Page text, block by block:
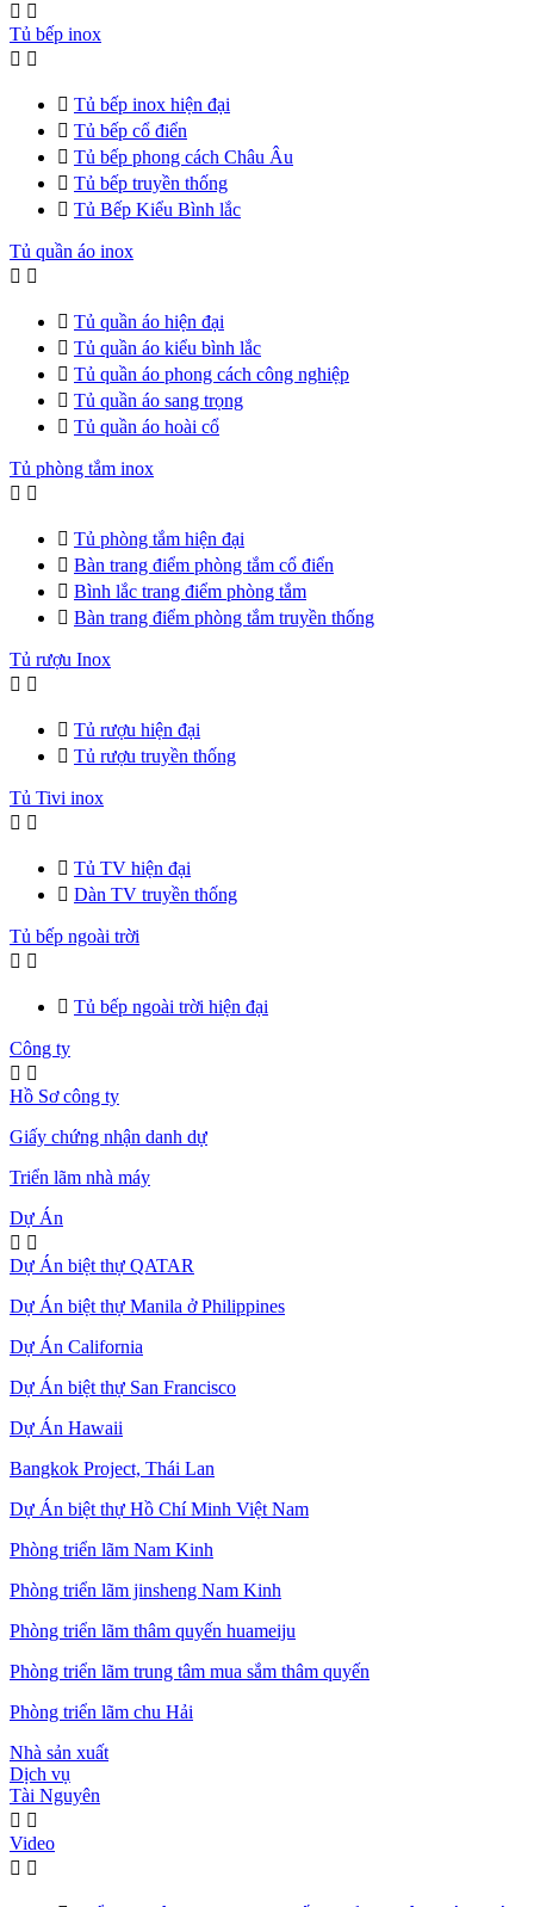
 
Tủ bếp inox
 
 Tủ bếp inox hiện đại
 Tủ bếp cổ điển
 Tủ bếp phong cách Châu Âu
 Tủ bếp truyền thống
 Tủ Bếp Kiểu Bình lắc
Tủ quần áo inox
 
 Tủ quần áo hiện đại
 Tủ quần áo kiểu bình lắc
 Tủ quần áo phong cách công nghiệp
 Tủ quần áo sang trọng
 Tủ quần áo hoài cổ
Tủ phòng tắm inox
 
 Tủ phòng tắm hiện đại
 Bàn trang điểm phòng tắm cổ điển
 Bình lắc trang điểm phòng tắm
 Bàn trang điểm phòng tắm truyền thống
Tủ rượu Inox
 
 Tủ rượu hiện đại
 Tủ rượu truyền thống
Tủ Tivi inox
 
 Tủ TV hiện đại
 Dàn TV truyền thống
Tủ bếp ngoài trời
 
 Tủ bếp ngoài trời hiện đại
Công ty
 
Hồ Sơ công ty
Giấy chứng nhận danh dự
Triển lãm nhà máy
Dự Án
 
Dự Án biệt thự QATAR
Dự Án biệt thự Manila ở Philippines
Dự Án California
Dự Án biệt thự San Francisco
Dự Án Hawaii
Bangkok Project, Thái Lan
Dự Án biệt thự Hồ Chí Minh Việt Nam
Phòng triển lãm Nam Kinh
Phòng triển lãm jinsheng Nam Kinh
Phòng triển lãm thâm quyến huameiju
Phòng triển lãm trung tâm mua sắm thâm quyến
Phòng triển lãm chu Hải
Nhà sản xuất
Dịch vụ
Tài Nguyên
 
Video
 